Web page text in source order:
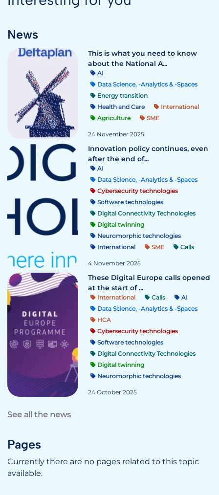
News
This is what you need to know
about the National A...
AI
Data Science, -Analytics & -Spaces
Energy transition
Health and Care
International
Agriculture
SME
24 November 2025
Innovation policy continues, even
after the end of...
AI
Data Science, -Analytics & -Spaces
Cybersecurity technologies
Software technologies
Digital Connectivity Technologies
Digital twinning
Neuromorphic technologies
International
SME Calls
4 November 2025
These Digital Europe calls opened
at the start of ...
International Calls
AI
Data Science, -Analytics & -Spaces
HCA
Cybersecurity technologies
Software technologies
Digital Connectivity Technologies
Digital twinning
Neuromorphic technologies
24 October 2025
See all the news
Pages
Currently there are no pages related to this topic
available.